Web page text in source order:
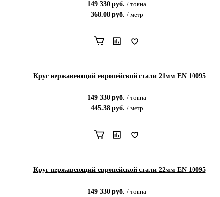
149 330 руб. / тонна
368.08руб. / метр
Круг нержавеющий европейской стали 21мм EN 10095
149 330 руб. / тонна
445.38руб. / метр
Круг нержавеющий европейской стали 22мм EN 10095
149 330 руб. / тонна